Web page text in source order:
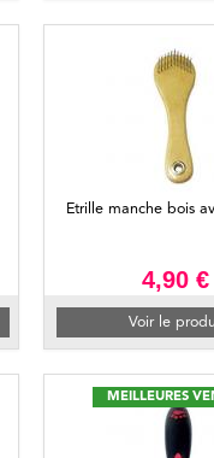
Etrille manche bois
4,90 €
Voir le
MEILLEURES